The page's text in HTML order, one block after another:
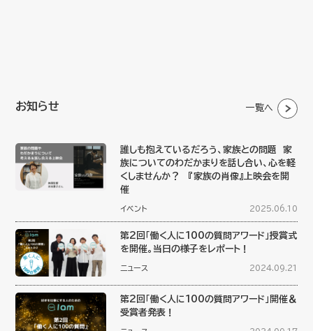
お知らせ 一覧へ
誰しも抱えているだろう、家族との問題 家
族についてのわだかまりを話し合い、心を軽
くしませんか？ 『家族の肖像』上映会を開
催
イベント 2025.06.10
第2回「働く人に100の質問アワード」授賞式
を開催。当日の様子をレポート！
ニュース 2024.09.21
第2回「働く人に100の質問アワード」開催＆
受賞者発表！